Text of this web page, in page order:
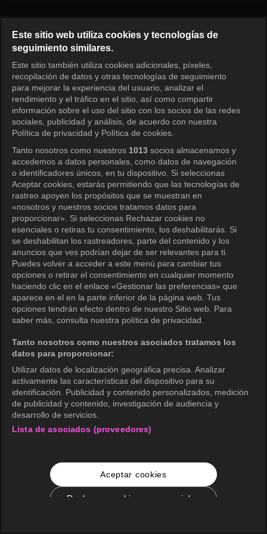
Iniciar sesión
Este sitio web utiliza cookies y tecnologías de
seguimiento similares.
Este sitio también utiliza cookies adicionales, píxeles,
recopilación de datos y otras tecnologías de seguimiento
para mejorar la experiencia del usuario, analizar el
rendimiento y el tráfico en el sitio, así como compartir
información sobre el uso del sitio con los socios de las redes
sociales, publicidad y análisis, de acuerdo con nuestra
Política de privacidad y Política de cookies.
Tanto nosotros como nuestros 1013 socios almacenamos y
accedemos a datos personales, como datos de navegación
o identificadores únicos, en tu dispositivo. Si seleccionas
Aceptar cookies, estarás permitiendo que las tecnologías de
rastreo apoyen los propósitos que se muestran en
«nosotros y nuestros socios tratamos datos para
proporcionar». Si seleccionas Rechazar cookies no
esenciales o retiras tu consentimiento, los deshabilitarás. Si
se deshabilitan los rastreadores, parte del contenido y los
anuncios que ves podrían dejar de ser relevantes para ti.
Puedes volver a acceder a este menú para cambiar tus
opciones o retirar el consentimiento en cualquier momento
haciendo clic en el enlace «Gestionar las preferencias» que
aparece en el en la parte inferior de la página web. Tus
opciones tendrán efecto dentro de nuestro Sitio web. Para
saber más, consulta nuestra política de privacidad.
Tanto nosotros como nuestros asociados tratamos los
datos para proporcionar:
Utilizar datos de localización geográfica precisa. Analizar
activamente las características del dispositivo para su
identificación. Publicidad y contenido personalizados, medición
de publicidad y contenido, investigación de audiencia y
desarrollo de servicios.
Lista de asociados (proveedores)
Aceptar cookies
Rechazar cookies no esenciales